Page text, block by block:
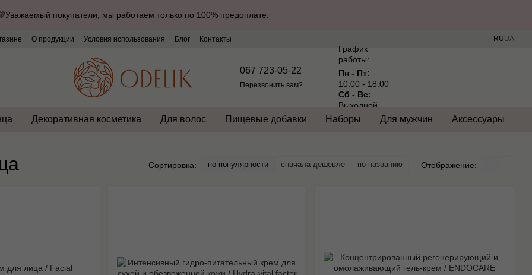
покупатели, мы работаем только по 100% предоплате.
О продукции Условия использования Блог Контакты RUUA
067 723-05-22
Перезвонить вам?
График
работы:
Пн - Пт:
10:00 - 18:00
Сб - Вс:
Выходной
Декоративная косметика Для волос Пищевые добавки Наборы Для мужчин Аксессуары
Сортировка: по популярности сначала дешевле по названию Отображение: